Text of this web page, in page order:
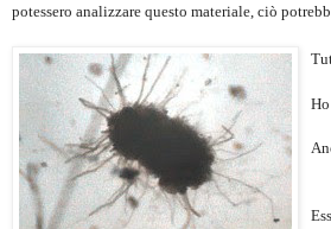
potessero analizzare questo materiale, ciò